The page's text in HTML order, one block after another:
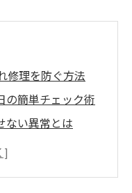
修理を防ぐ方法
の簡単チェック術
ない異常とは
防の基本